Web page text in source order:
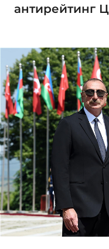
антирейтинг